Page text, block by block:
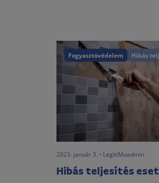
Fogyasztóvédelem Hibás
2023. január 3. • LegitiMoadmin
Hibás teljesítés